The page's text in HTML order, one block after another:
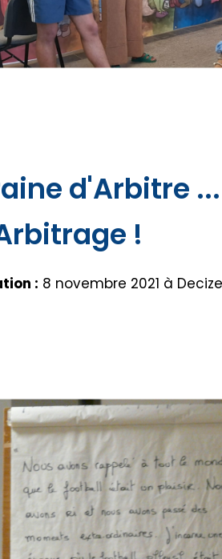
d'Arbitre
!
: 8 novembre 2021 à Decize